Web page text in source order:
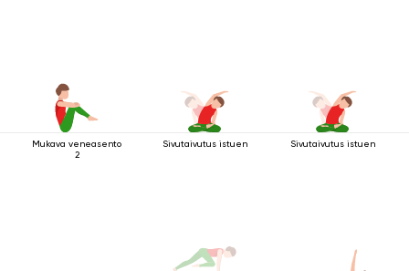
Mukava veneasento
2
Sivutaivutus istuen Sivutaivutus istuen